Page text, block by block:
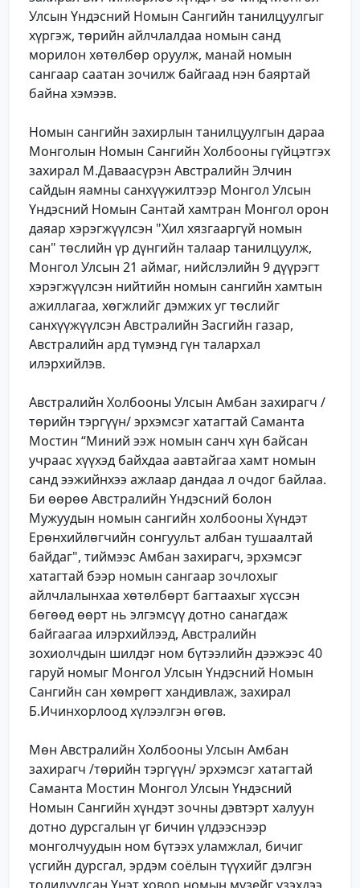
Улсын Үндэсний Номын Сангийн танилцуулгыг
хүргэж, төрийн айлчлалдаа номын санд
морилон хөтөлбөр оруулж, манай номын
сангаар саатан зочилж байгаад нэн баяртай
байна хэмээв.
Номын сангийн захирлын танилцуулгын дараа
Монголын Номын Сангийн Холбооны гүйцэтгэх
захирал М.Даваасүрэн Австралийн Элчин
сайдын яамны санхүүжилтээр Монгол Улсын
Үндэсний Номын Сантай хамтран Монгол орон
даяар хэрэгжүүлсэн "Хил хязгааргүй номын
сан" төслийн үр дүнгийн талаар танилцуулж,
Монгол Улсын 21 аймаг, нийслэлийн 9 дүүрэгт
хэрэгжүүлсэн нийтийн номын сангийн хамтын
ажиллагаа, хөгжлийг дэмжих уг төслийг
санхүүжүүлсэн Австралийн Засгийн газар,
Австралийн ард түмэнд гүн талархал
илэрхийлэв.
Австралийн Холбооны Улсын Амбан захирагч /
төрийн тэргүүн/ эрхэмсэг хатагтай Саманта
Мостин “Миний ээж номын санч хүн байсан
учраас хүүхэд байхдаа аавтайгаа хамт номын
санд ээжийнхээ ажлаар дандаа л очдог байлаа.
Би өөрөө Австралийн Үндэсний болон
Мужуудын номын сангийн холбооны Хүндэт
Ерөнхийлөгчийн сонгуульт албан тушаалтай
байдаг", тиймээс Амбан захирагч, эрхэмсэг
хатагтай бээр номын сангаар зочлохыг
айлчлалынхаа хөтөлбөрт багтаахыг хүссэн
бөгөөд өөрт нь элгэмсүү дотно санагдаж
байгаагаа илэрхийлээд, Австралийн
зохиолчдын шилдэг ном бүтээлийн дээжээс 40
гаруй номыг Монгол Улсын Үндэсний Номын
Сангийн сан хөмрөгт хандивлаж, захирал
Б.Ичинхорлоод хүлээлгэн өгөв.
Мөн Австралийн Холбооны Улсын Амбан
захирагч /төрийн тэргүүн/ эрхэмсэг хатагтай
Саманта Мостин Монгол Улсын Үндэсний
Номын Сангийн хүндэт зочны дэвтэрт халуун
дотно дурсгалын үг бичин үлдээснээр
монголчуудын ном бүтээх уламжлал, бичиг
үсгийн дурсгал, эрдэм соёлын түүхийг дэлгэн